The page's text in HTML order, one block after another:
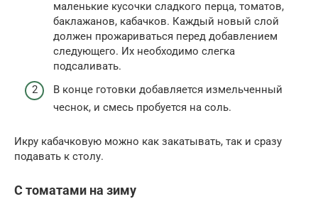
маленькие кусочки сладкого перца, томатов,
баклажанов, кабачков. Каждый новый слой
должен прожариваться перед добавлением
следующего. Их необходимо слегка
подсаливать.
В конце готовки добавляется измельченный
чеснок, и смесь пробуется на соль.
Икру кабачковую можно как закатывать, так и сразу
подавать к столу.
С томатами на зиму